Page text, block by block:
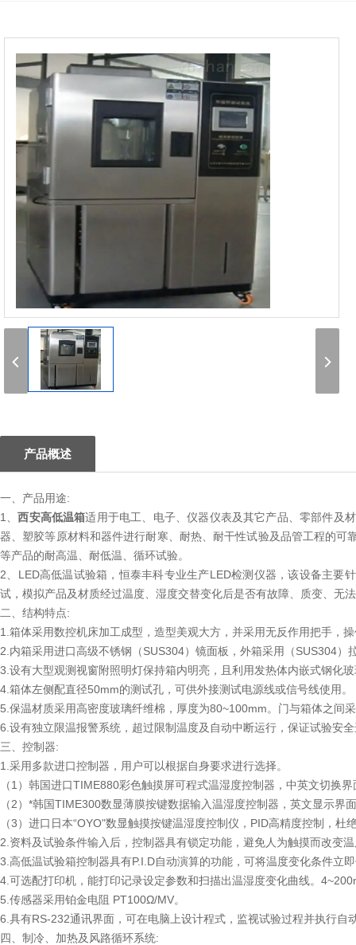
产品概述
一、产品用途:
1、西安高低温箱适用于电工、电子、仪器仪表及其它产品、零部件及
器、塑胶等原材料和器件进行耐寒、耐热、耐干性试验及品管工程的
等产品的耐高温、耐低温、循环试验。
2、LED高低温试验箱，恒泰丰科专业生产LED检测仪器，该设备主要
试，模拟产品及材质经过温度、湿度交替变化后是否有故障、质变、无
二、结构特点:
1.箱体采用数控机床加工成型，造型美观大方，并采用无反作用把手，
2.内箱采用进口高级不锈钢（SUS304）镜面板，外箱采用（SUS304
3.设有大型观测视窗附照明灯保持箱内明亮，且利用发热体内嵌式钢化
4.箱体左侧配直径50mm的测试孔，可供外接测试电源线或信号线使用。
5.保温材质采用高密度玻璃纤维棉，厚度为80~100mm。门与箱体之间
6.设有独立限温报警系统，超过限制温度及自动中断运行，保证试验安
三、控制器:
1.采用多款进口控制器，用户可以根据自身要求进行选择。
（1）韩国进口TIME880彩色触摸屏可程式温湿度控制器，中英文切换
（2）*韩国TIME300数显薄膜按键数据输入温湿度控制器，英文显示界
（3）进口日本“OYO"数显触摸按键温湿度控制仪，PID高精度控制，杜
2.资料及试验条件输入后，控制器具有锁定功能，避免人为触摸而改变
3.高低温试验箱控制器具有P.I.D自动演算的功能，可将温度变化条件立
4.可选配打印机，能打印记录设定参数和扫描出温湿度变化曲线。
5.传感器采用铂金电阻 PT100Ω/MV。
6.具有RS-232通讯界面，可在电脑上设计程式，监视试验过程并执行自
四、制冷、加热及风路循环系统: